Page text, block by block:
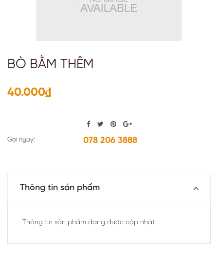
BÒ BẰM THÊM
40.000₫
Gọi ngay: 078 206 3888
Thông tin sản phẩm
Thông tin sản phẩm đang được cập nhật